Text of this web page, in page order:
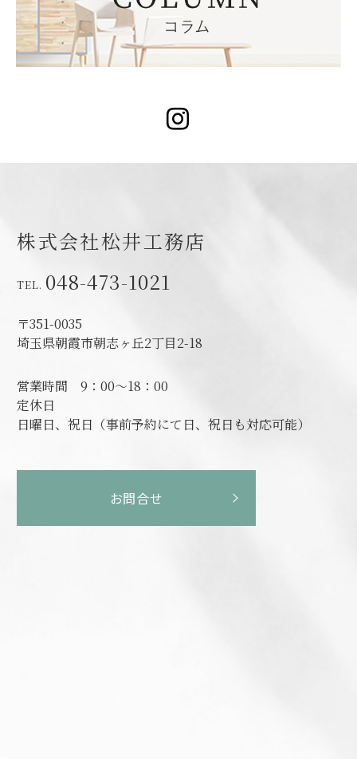
株式会社松井工務店
048-473-1021
〒351-0035
埼玉県朝霞市朝志ヶ丘2丁目2-18
営業時間9：00～18：00
定休日
日曜日、祝日（事前予約にて日、祝日も対応可能）
お問合せ